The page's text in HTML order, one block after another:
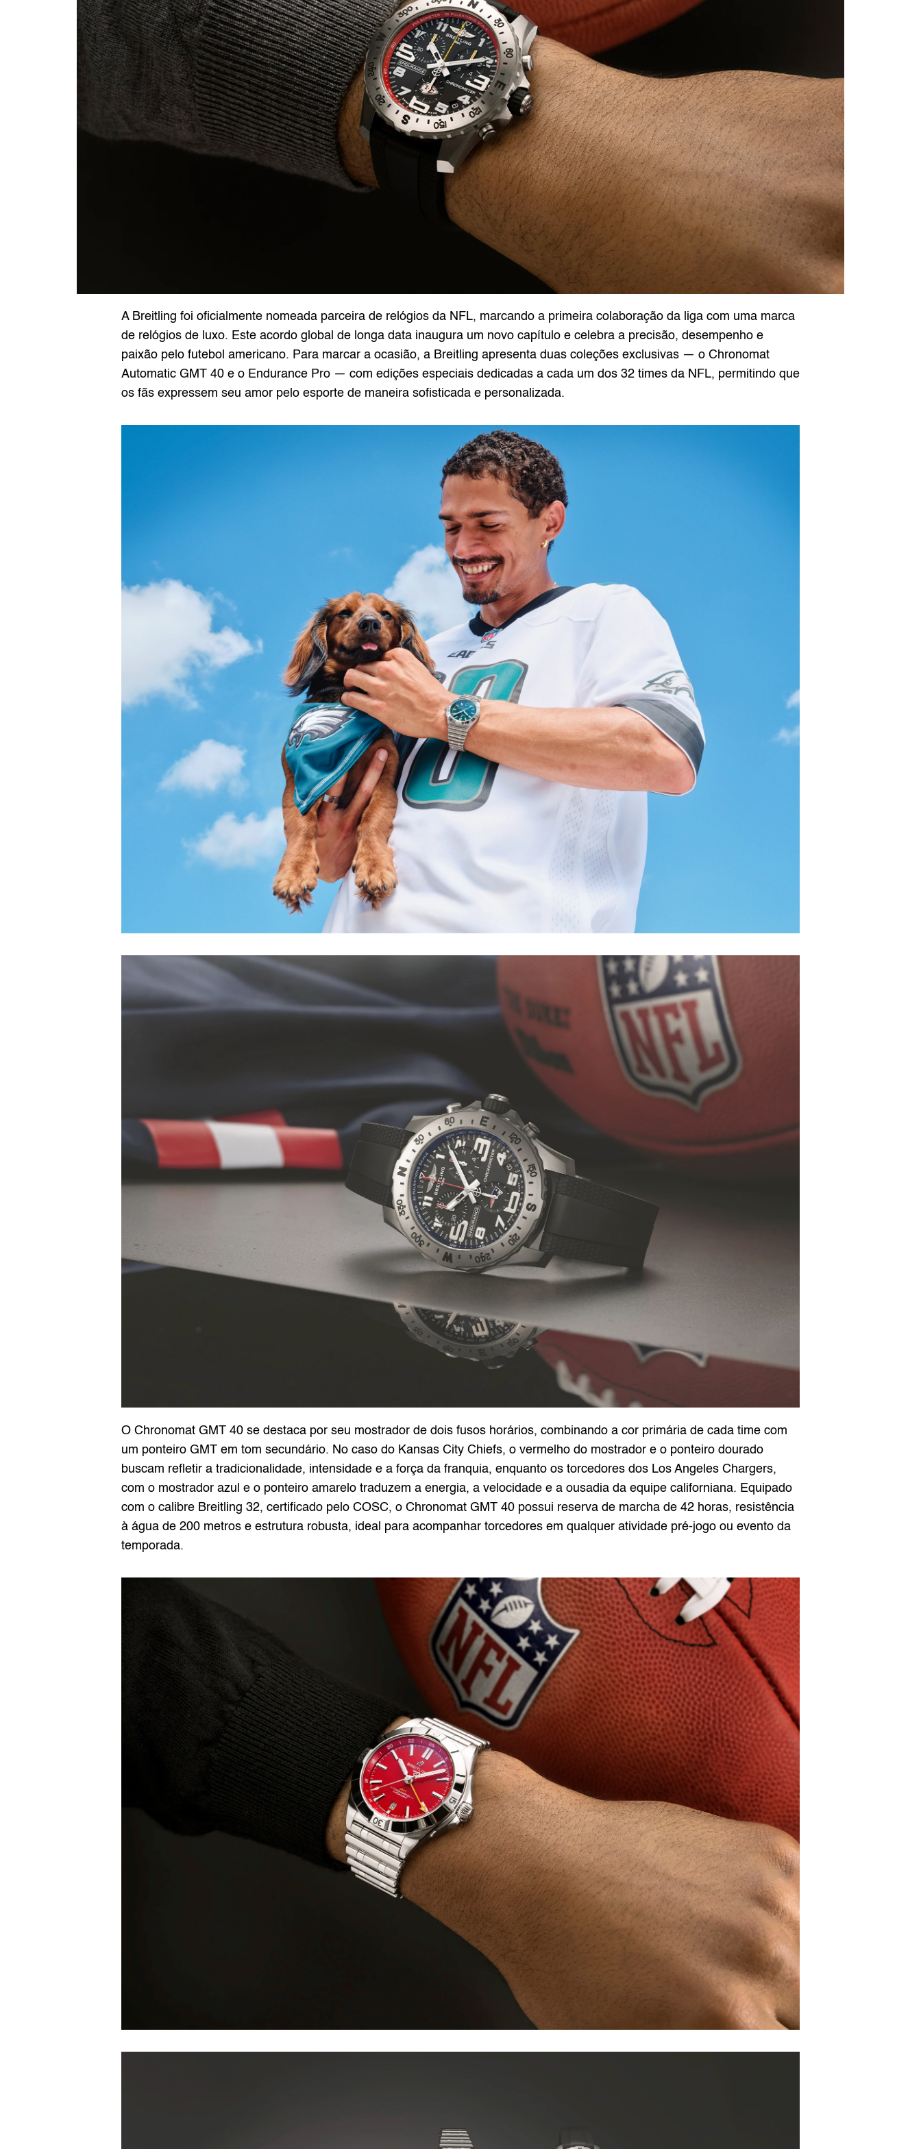
A Breitling foi oficialmente nomeada parceira de relógios da NFL, marcando a primeira colaboração da liga com uma marca
de relógios de luxo. Este acordo global de longa data inaugura um novo capítulo e celebra a precisão, desempenho e
paixão pelo futebol americano. Para marcar a ocasião, a Breitling apresenta duas coleções exclusivas — o Chronomat
Automatic GMT 40 e o Endurance Pro — com edições especiais dedicadas a cada um dos 32 times da NFL, permitindo que
os fãs expressem seu amor pelo esporte de maneira sofisticada e personalizada.
O Chronomat GMT 40 se destaca por seu mostrador de dois fusos horários, combinando a cor primária de cada time com
um ponteiro GMT em tom secundário. No caso do Kansas City Chiefs, o vermelho do mostrador e o ponteiro dourado
buscam refletir a tradicionalidade, intensidade e a força da franquia, enquanto os torcedores dos Los Angeles Chargers,
com o mostrador azul e o ponteiro amarelo traduzem a energia, a velocidade e a ousadia da equipe californiana. Equipado
com o calibre Breitling 32, certificado pelo COSC, o Chronomat GMT 40 possui reserva de marcha de 42 horas, resistência
à água de 200 metros e estrutura robusta, ideal para acompanhar torcedores em qualquer atividade pré-jogo ou evento da
temporada.